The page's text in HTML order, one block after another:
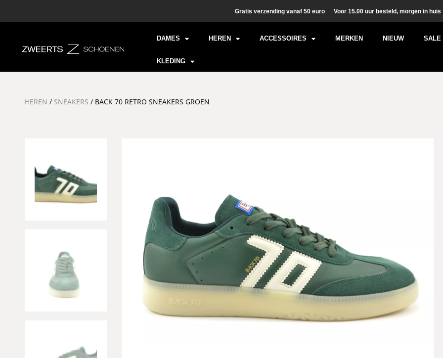
Gratis verzending vanaf 50 euro Voor 15.00 uur besteld, morgen in huis
DAMES HEREN ACCESSOIRES MERKEN NIEUW SALE
KLEDING
HEREN / SNEAKERS / BACK 70 RETRO SNEAKERS GROEN